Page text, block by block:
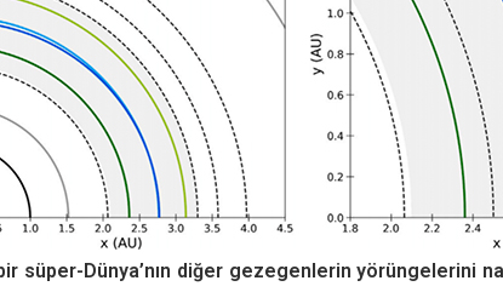
süper-Dünya’nın diğer gezegenlerin yörüngelerini